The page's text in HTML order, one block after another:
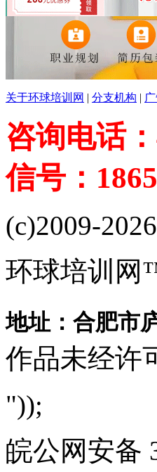
关于环球培训网 | 分支机构 |
咨询电话
信号：
(c)2009-
环球培训网
地址：合肥市
作品未经许
"));
皖公网安备